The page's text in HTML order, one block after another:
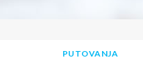
PUTOVANJA